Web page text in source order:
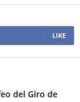
LIKE
del Giro de